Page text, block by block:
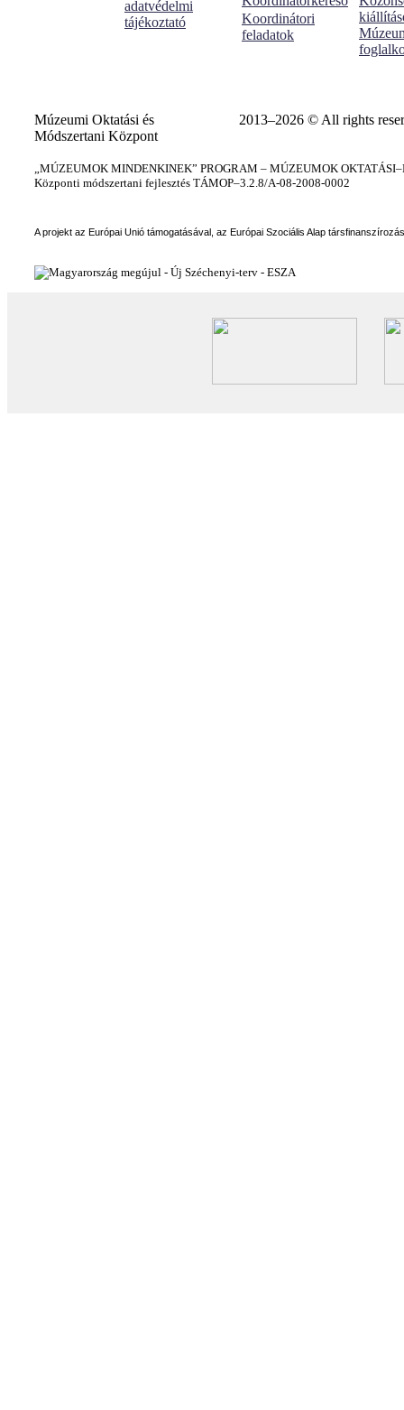
adatvédelmi
tájékoztató
Koordinátori
feladatok
Múzeumi Oktatási és
Módszertani Központ
2013–2026 © All rights
„MÚZEUMOK MINDENKINEK” PROGRAM – MÚZEUMOK
Központi módszertani fejlesztés TÁMOP–3.2.8/A-08-2008-0002
A projekt az Európai Unió támogatásával, az Európai Szociális Alap